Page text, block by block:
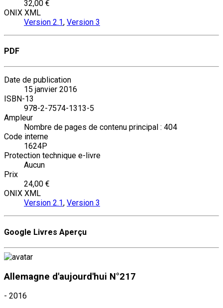
32,00 €
ONIX XML
Version 2.1, Version 3
PDF
Date de publication
15 janvier 2016
ISBN-13
978-2-7574-1313-5
Ampleur
Nombre de pages de contenu principal : 404
Code interne
1624P
Protection technique e-livre
Aucun
Prix
24,00 €
ONIX XML
Version 2.1, Version 3
Google Livres Aperçu
Allemagne d'aujourd'hui N°217
- 2016